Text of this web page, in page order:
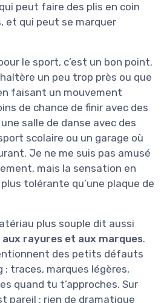
peut faire des plis en coin
et qui peut se marquer
le sport, c’est un bon point.
un peu trop près ou que
faisant un mouvement
de chance de finir avec des
salle de danse avec des
scolaire ou un garage où
Je ne me suis pas amusé
mais la sensation en
tolérante qu’une plaque de
plus souple dit aussi
rayures et aux marques.
des petits défauts
traces, marques légères,
quand tu t’approches. Sur
pareil : rien de dramatique